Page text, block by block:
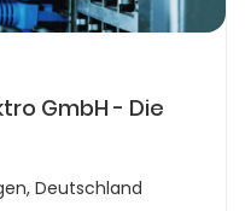
GmbH - Die
Deutschland